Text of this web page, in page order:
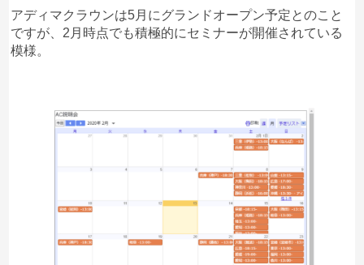
アディマクラウンは5月にグランドオープン予定とのこと
ですが、2月時点でも積極的にセミナーが開催されている
模様。